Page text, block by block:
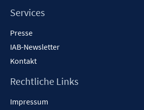
Services
Presse
IAB-Newsletter
Kontakt
Rechtliche Links
Impressum